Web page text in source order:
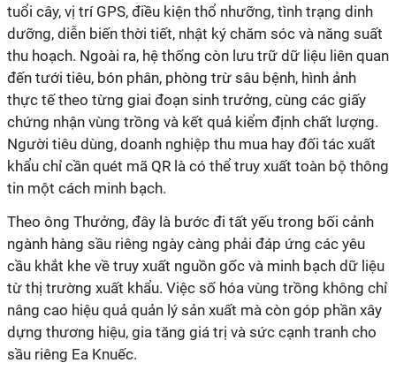
tuổi cây, vị trí GPS, điều kiện thổ nhưỡng, tình trạng dinh
dưỡng, diễn biến thời tiết, nhật ký chăm sóc và năng suất
thu hoạch. Ngoài ra, hệ thống còn lưu trữ dữ liệu liên quan
đến tưới tiêu, bón phân, phòng trừ sâu bệnh, hình ảnh
thực tế theo từng giai đoạn sinh trưởng, cùng các giấy
chứng nhận vùng trồng và kết quả kiểm định chất lượng.
Người tiêu dùng, doanh nghiệp thu mua hay đối tác xuất
khẩu chỉ cần quét mã QR là có thể truy xuất toàn bộ thông
tin một cách minh bạch.
Theo ông Thưởng, đây là bước đi tất yếu trong bối cảnh
ngành hàng sầu riêng ngày càng phải đáp ứng các yêu
cầu khắt khe về truy xuất nguồn gốc và minh bạch dữ liệu
từ thị trường xuất khẩu. Việc số hóa vùng trồng không chỉ
nâng cao hiệu quả quản lý sản xuất mà còn góp phần xây
dựng thương hiệu, gia tăng giá trị và sức cạnh tranh cho
sầu riêng Ea Knuếc.